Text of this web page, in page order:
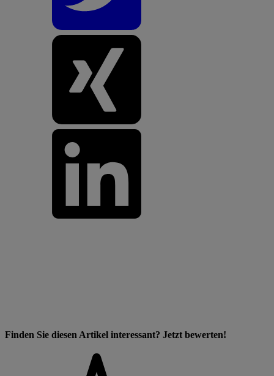
Finden Sie diesen Artikel interessant? Jetzt bewerten!